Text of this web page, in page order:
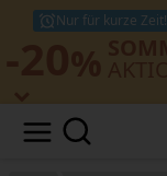
Nur für kurze Zeit!